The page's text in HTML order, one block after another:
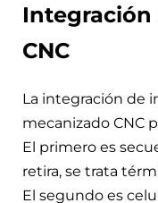
Integración
CNC
La integración de
mecanizado CNC
El primero es
retira, se trata
El segundo es